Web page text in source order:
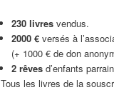
230 livres vendus.
2000 € versés à
(+ 1000 € de don
2 rêves d’enfants
Tous les livres de la